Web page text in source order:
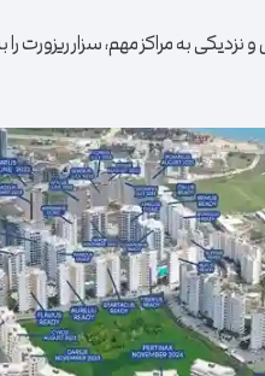
به مراکز مهم، سزار ریزورت